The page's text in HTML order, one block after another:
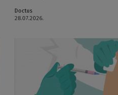
Doctus
28.07.2026.